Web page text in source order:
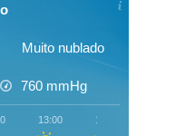
Muito nublado
760 mmHg
13:00 14:00